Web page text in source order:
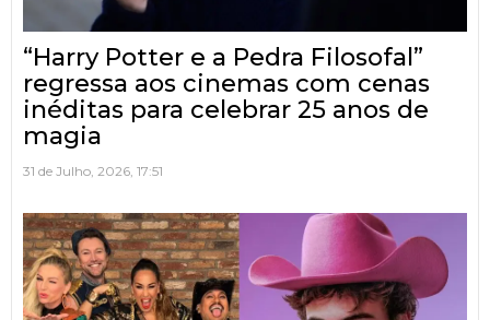
“Harry Potter e a Pedra Filosofal”
regressa aos cinemas com cenas
inéditas para celebrar 25 anos de
magia
31 de Julho, 2026, 17:51